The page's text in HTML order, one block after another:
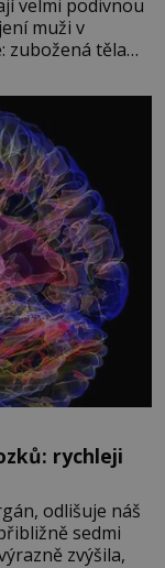
velmi podivnou
muži v
zubožená těla
1945, druhá
rychleji
odlišuje náš
sedmi
zvýšila,